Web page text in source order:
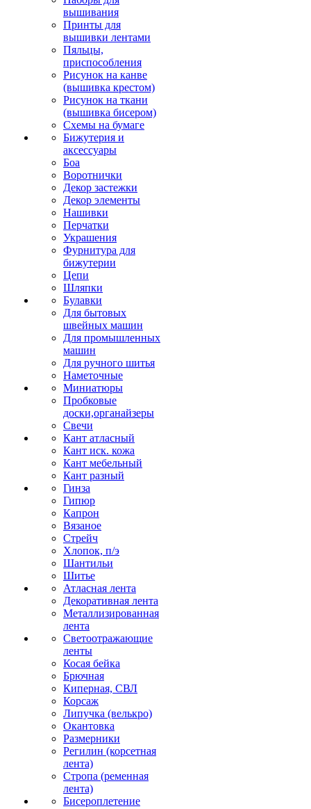
вышивания
Принты для
вышивки лентами
Пяльцы,
приспособления
Рисунок на канве
(вышивка крестом)
Рисунок на ткани
(вышивка бисером)
Схемы на бумаге
Бижутерия и
аксессуары
Боа
Воротнички
Декор застежки
Декор элементы
Нашивки
Перчатки
Украшения
Фурнитура для
бижутерии
Цепи
Шляпки
Булавки
Для бытовых
швейных машин
Для промышленных
машин
Для ручного шитья
Наметочные
Миниатюры
Пробковые
доски,органайзеры
Свечи
Кант атласный
Кант иск. кожа
Кант мебельный
Кант разный
Гинза
Гипюр
Капрон
Вязаное
Стрейч
Хлопок, п/э
Шантильи
Шитье
Атласная лента
Декоративная лента
Металлизированная
лента
Светоотражающие
ленты
Косая бейка
Брючная
Киперная, СВЛ
Корсаж
Липучка (велькро)
Окантовка
Размерники
Регилин (корсетная
лента)
Стропа (ременная
лента)
Бисероплетение